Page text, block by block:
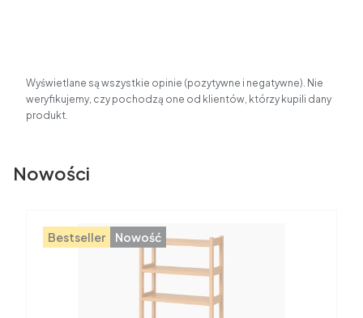
Wyświetlane są wszystkie opinie (pozytywne i negatywne). Nie
weryfikujemy, czy pochodzą one od klientów, którzy kupili dany
produkt.
Nowości
Bestseller Nowość